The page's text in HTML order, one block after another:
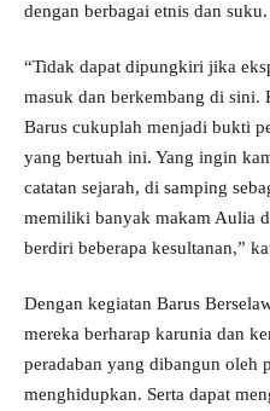
dengan berbagai etnis dan suku.
“Tidak dapat dipungkiri jika
masuk dan berkembang di sini.
Barus cukuplah menjadi bukti
yang bertuah ini. Yang ingin
catatan sejarah, di samping
memiliki banyak makam Aulia
berdiri beberapa kesultanan,”
Dengan kegiatan Barus
mereka berharap karunia dan
peradaban yang dibangun oleh
menghidupkan. Serta dapat